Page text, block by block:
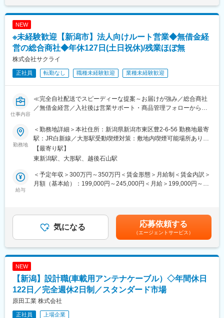
フォローまでご対応頂きます。
■業務の魅力
・官公庁から民間まで様々な分野に跨り仕事をする事で視野を広
・全国的にキャリア採用入社の方も多く活躍しています。
当社は、創業から約120年以上、インフラを支える重電メーカー
として、発変電設備、太陽光発電、スマートグリッド、電気自動
車用モータ・インバータ、水処理、自動車試験システム等、幅広
い事業を展開しています。
ム上場の重電メーカーです。
にとらわれず、社員の能力が最大限に発揮できる環境を様々な側
面からサポートしています。
例えば、PCログや入退室履歴での労働時間管理や、育休、介護休
NEW
※未経験歓迎【新潟市】法人向けルート営業◆無借金経
営の総合商社◆年休127日(土日祝休)/残業ほぼ無
株式会社サクライ
正社員 転勤なし 職種未経験歓迎 業種未経験歓迎
仕事内容
≪完全自社配送でスピーディーな提案～お届けが強み／総合商社
／無借金経営／入社後は営業サポート・商品管理フォローからス
■職務概要：
当社の主力営業品目の産業機械のルート営業をご担当いただきま
す。お客様からの注文を受け、お客様の希望日に商品をお届けす
る業務です。ルート営業が中心ですので、飛び込み営業などはあ
りません。
◎営業エリア：
新潟県下越地方が中心です。第1営業部では新潟市内を中心とし、
第2営業部では新潟市郊外の下越エリアをカバーしています。
■業務の特徴：
・当社は完全自社配送としており、お客様からの注文の品をスピ
し、次の提案につなげています。
勤務地
＜勤務地詳細＞本社住所：新潟県新潟市東区豊2-6-56 勤務地最寄
駅：JR白新線／大形駅受動喫煙対策：敷地内喫煙可能場所あり変
更の範囲：会社の定める事業所
【最寄り駅】
東新潟駅、大形駅、越後石山駅
給与
＜予定年収＞300万円～350万円＜賃金形態＞月給制＜賃金内訳＞
月額（基本給）：199,000円～245,000円＜月給＞199,000円～
績2.5ヵ月）■手当：・営業手当：5千円（営業部配属後に支給）・
住宅手当：5千円（試用期間後から一律支給）・職務手当：5千円
～（2年目以降支給）賃金はあくまでも目安の金額であり、選考を
通じて上下する可能性があります。月給(月額)は固定手当を含めた
表記です。
気になる 応募依頼する
（エージェントサービス）
NEW
【新潟】設計職(車載用アンテナケーブル）◇年間休日
122日／完全週休2日制／スタンダード市場
原田工業 株式会社
正社員 上場企業